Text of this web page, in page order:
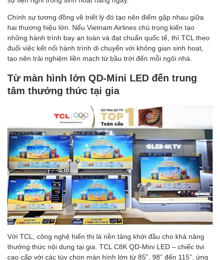
Chính sự tương đồng về triết lý đó tạo nên điểm gặp nhau giữa
hai thương hiệu lớn. Nếu Vietnam Airlines chú trọng kiến tạo
những hành trình bay an toàn và đạt chuẩn quốc tế, thì TCL theo
đuổi việc kết nối hành trình di chuyển với không gian sinh hoạt,
tạo nên trải nghiệm liền mạch từ bầu trời đến mỗi ngôi nhà.
Từ màn hình lớn QD-Mini LED đến trung
tâm thưởng thức tại gia
Với TCL, công nghệ hiển thị là nền tảng khởi đầu cho khả năng
thưởng thức nội dung tại gia. TCL C8K QD-Mini LED – chiếc tivi
cao cấp với các tùy chọn màn hình lớn từ 85”, 98” đến 115”, ứng